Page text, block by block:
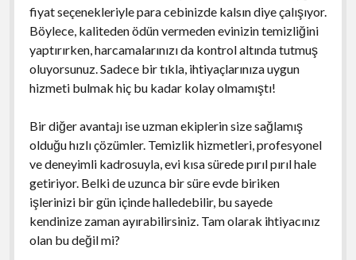
fiyat seçenekleriyle para cebinizde kalsın diye çalışıyor.
Böylece, kaliteden ödün vermeden evinizin temizliğini
yaptırırken, harcamalarınızı da kontrol altında tutmuş
oluyorsunuz. Sadece bir tıkla, ihtiyaçlarınıza uygun
hizmeti bulmak hiç bu kadar kolay olmamıştı!
Bir diğer avantajı ise uzman ekiplerin size sağlamış
olduğu hızlı çözümler. Temizlik hizmetleri, profesyonel
ve deneyimli kadrosuyla, evi kısa sürede pırıl pırıl hale
getiriyor. Belki de uzunca bir süre evde biriken
işlerinizi bir gün içinde halledebilir, bu sayede
kendinize zaman ayırabilirsiniz. Tam olarak ihtiyacınız
olan bu değil mi?